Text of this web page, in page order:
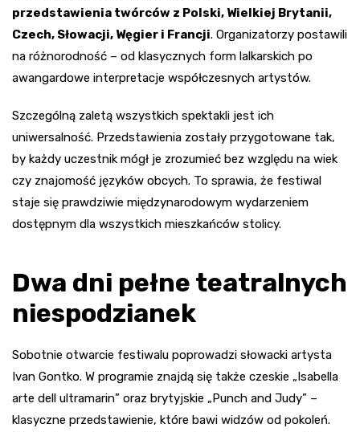
przedstawienia twórców z Polski, Wielkiej Brytanii,
Czech, Słowacji, Węgier i Francji. Organizatorzy postawili
na różnorodność – od klasycznych form lalkarskich po
awangardowe interpretacje współczesnych artystów.
Szczególną zaletą wszystkich spektakli jest ich
uniwersalność. Przedstawienia zostały przygotowane tak,
by każdy uczestnik mógł je zrozumieć bez względu na wiek
czy znajomość języków obcych. To sprawia, że festiwal
staje się prawdziwie międzynarodowym wydarzeniem
dostępnym dla wszystkich mieszkańców stolicy.
Dwa dni pełne teatralnych
niespodzianek
Sobotnie otwarcie festiwalu poprowadzi słowacki artysta
Ivan Gontko. W programie znajdą się także czeskie „Isabella
arte dell ultramarin” oraz brytyjskie „Punch and Judy” –
klasyczne przedstawienie, które bawi widzów od pokoleń.